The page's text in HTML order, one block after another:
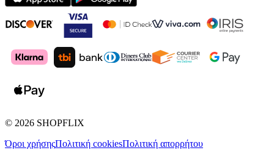
© 2026 SHOPFLIX
Όροι χρήσηςΠολιτική cookiesΠολιτική απορρήτου